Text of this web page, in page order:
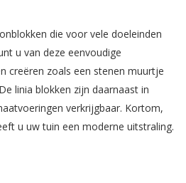
die voor vele doeleinden
u van deze eenvoudige
creëren zoals een stenen muurtje
linia blokken zijn daarnaast in
verkrijgbaar. Kortom,
u uw tuin een moderne uitstraling.